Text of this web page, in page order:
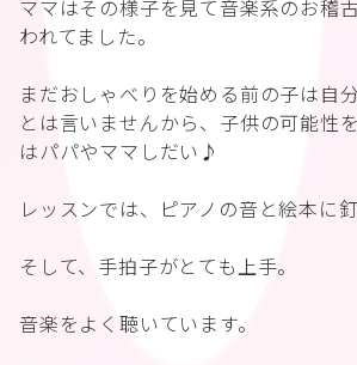
ママはその様子を見て音楽系のお稽
われてました。
まだおしゃべりを始める前の子は自
とは言いませんから、子供の可能性
はパパやママしだい♪
レッスンでは、ピアノの音と絵本に
そして、手拍子がとても上手。
音楽をよく聴いています。